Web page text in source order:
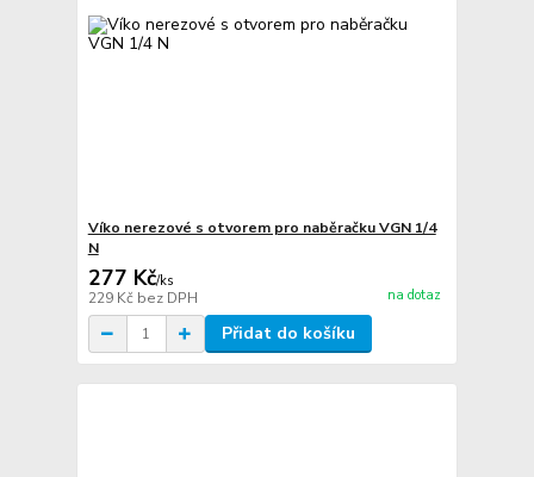
Víko nerezové s otvorem pro naběračku VGN 1/4
N
277 Kč/ks
229 Kč bez DPH na dotaz
Přidat do košíku